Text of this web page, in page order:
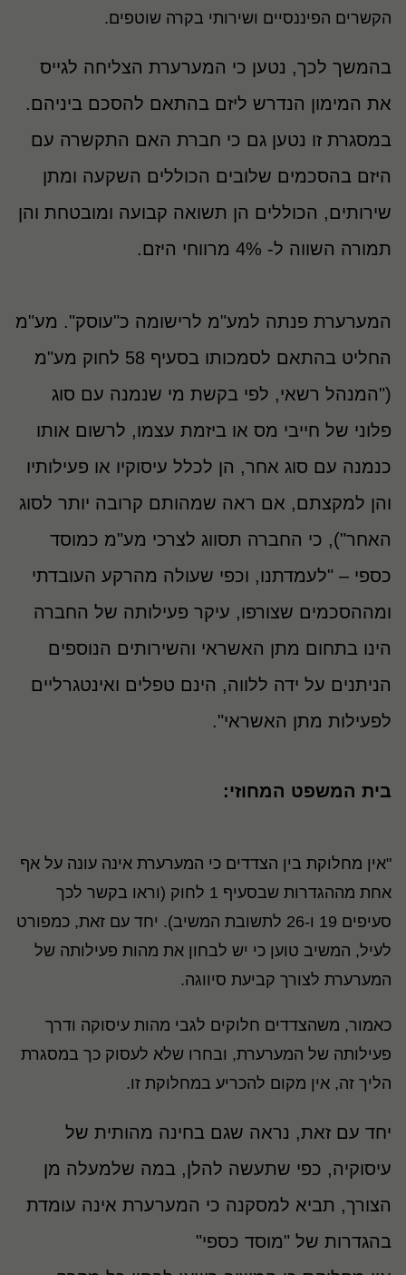
הקשרים הפיננסיים ושירותי בקרה שוטפים.
בהמשך לכך, נטען כי המערערת הצליחה לגייס
את המימון הנדרש ליזם בהתאם להסכם ביניהם.
במסגרת זו נטען גם כי חברת האם התקשרה עם
היזם בהסכמים שלובים הכוללים השקעה ומתן
שירותים, הכוללים הן תשואה קבועה ומובטחת והן
תמורה השווה ל- 4% מרווחי היזם.
המערערת פנתה למע"מ לרישומה כ"עוסק". מע"מ
החליט בהתאם לסמכותו בסעיף 58 לחוק מע"מ
("המנהל רשאי, לפי בקשת מי שנמנה עם סוג
פלוני של חייבי מס או ביזמת עצמו, לרשום אותו
כנמנה עם סוג אחר, הן לכלל עיסוקיו או פעילותיו
והן למקצתם, אם ראה שמהותם קרובה יותר לסוג
האחר"), כי החברה תסווג לצרכי מע"מ כמוסד
כספי – "לעמדתנו, וכפי שעולה מהרקע העובדתי
ומההסכמים שצורפו, עיקר פעילותה של החברה
הינו בתחום מתן האשראי והשירותים הנוספים
הניתנים על ידה ללווה, הינם טפלים ואינטגרליים
לפעילות מתן האשראי".
בית המשפט המחוזי:
"אין מחלוקת בין הצדדים כי המערערת אינה עונה על אף
אחת מההגדרות שבסעיף 1 לחוק (וראו בקשר לכך
סעיפים 19 ו-26 לתשובת המשיב). יחד עם זאת, כמפורט
לעיל, המשיב טוען כי יש לבחון את מהות פעילותה של
המערערת לצורך קביעת סיווגה.
כאמור, משהצדדים חלוקים לגבי מהות עיסוקה ודרך
פעילותה של המערערת, ובחרו שלא לעסוק כך במסגרת
הליך זה, אין מקום להכריע במחלוקת זו.
יחד עם זאת, נראה שגם בחינה מהותית של
עיסוקיה, כפי שתעשה להלן, במה שלמעלה מן
הצורך, תביא למסקנה כי המערערת אינה עומדת
בהגדרות של "מוסד כספי"